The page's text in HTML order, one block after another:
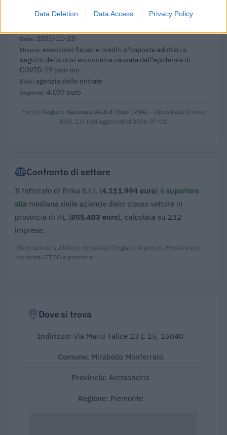
Data Deletion Data Access Privacy Policy
150.360 euro
2021-11-23
esenzioni fiscali e crediti d'imposta adottati a
seguito della crisi economica causata dall'epidemia di
COVID-19 [con mo
agenzia delle entrate
4.037 euro
Fonte: Registro Nazionale Aiuti di Stato (RNA) – Open Data, licenza
IODL 2.0. Dati aggiornati al 2026-07-02.
Confronto di settore
Il fatturato di Erika S.r.l. (4.111.994 euro) è superiore
alla mediana delle aziende dello stesso settore in
provincia di AL (855.403 euro), calcolata su 232
imprese.
Elaborazione sui bilanci depositati (Registro Imprese). Mediana per
divisione ATECO e provincia.
Dove si trova
Indirizzo: Via Mario Talice 13 E 15, 15040
Comune: Mirabello Monferrato
Provincia: Alessandria
Regione: Piemonte